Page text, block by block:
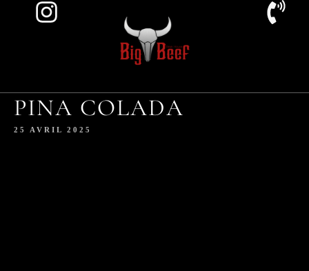
PINA COLADA
25 AVRIL 2025